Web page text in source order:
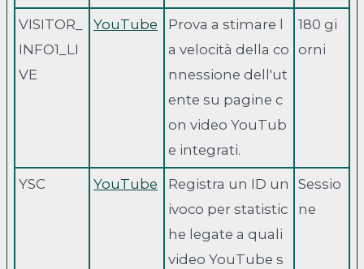
VISITOR_
INFO1_LI
VE
YouTube
Prova a stimare l
a velocità della co
nnessione dell'ut
ente su pagine c
on video YouTub
e integrati.
180 gi
orni
YSC YouTube
Registra un ID un
ivoco per statistic
he legate a quali
video YouTube s
Sessio
ne